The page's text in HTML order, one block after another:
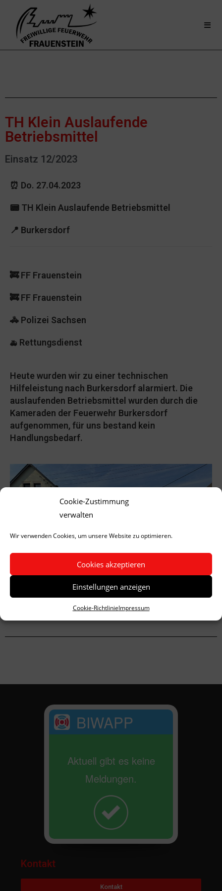
Cookie-Zustimmung
verwalten
Wir verwenden Cookies, um unsere Website zu optimieren.
Cookies akzeptieren
Einstellungen anzeigen
Cookie-RichtlinieImpressum
TH Klein Auslaufende
Betriebsmittel
Einsatz 12/2023
⏰ Do. 27.04.2023
📟 TH Klein Auslaufende Betriebsmittel
📍 Burkersdorf
🚒 FF Frauenstein
🚒 FF Frauenstein
🚓 Polizei Sachsen
🚑 Rettungsdienst
Heute wurden wir zu einer technischen
Hilfeleistung nach Burkersdorf alarmiert. Die
auslaufenden Betriebsmittel wurden durch die
Kameraden der Feuerwehr Burkersdorf
aufgenommen, für uns bestand kein
Handlungsbedarf.
BIWAPP
Aktuell gibt es keine
Meldungen.
Kontakt
Kontakt